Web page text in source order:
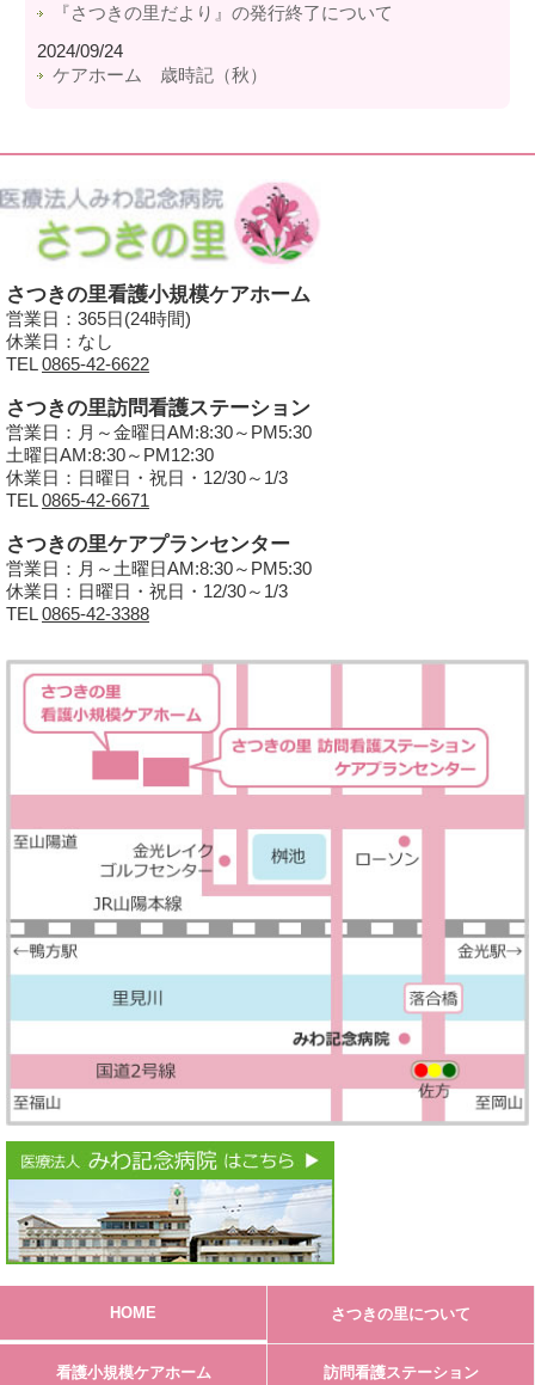
『さつきの里だより』の発行終了について
2024/09/24
ケアホーム 歳時記（秋）
さつきの里看護小規模ケアホーム
営業日：365日(24時間)
休業日：なし
TEL0865-42-6622
さつきの里訪問看護ステーション
営業日：月～金曜日AM:8:30～PM5:30
土曜日AM:8:30～PM12:30
休業日：日曜日・祝日・12/30～1/3
TEL0865-42-6671
さつきの里ケアプランセンター
営業日：月～土曜日AM:8:30～PM5:30
休業日：日曜日・祝日・12/30～1/3
TEL0865-42-3388
HOME さつきの里について
看護小規模ケアホーム 訪問看護ステーション